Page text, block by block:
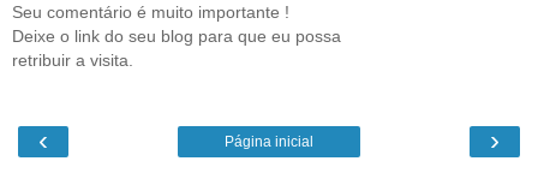
Seu comentário é muito importante !
Deixe o link do seu blog para que eu possa
retribuir a visita.
‹ ›
Página inicial